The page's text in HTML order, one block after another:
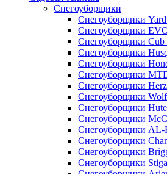
Снегоуборщики
Снегоуборщики
Снегоуборщики
Снегоуборщики Cub
Снегоуборщики
Снегоуборщики
Снегоуборщики
Снегоуборщики Herz
Снегоуборщики Wolf
Снегоуборщики
Снегоуборщики
Снегоуборщики AL-
Снегоуборщики
Снегоуборщики
Снегоуборщики Stiga